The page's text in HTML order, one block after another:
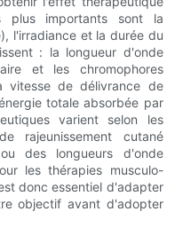
plus importants sont la
l'irradiance et la durée du
: la longueur d'onde
et les chromophores
vitesse de délivrance de
totale absorbée par
varient selon les
rajeunissement cutané
des longueurs d'onde
les thérapies musculo-
donc essentiel d'adapter
objectif avant d'adopter